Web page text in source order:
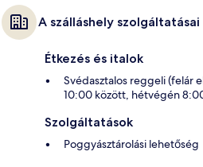
A szálláshely szolgáltatásai
Étkezés és italok
Svédasztalos reggeli (felár
10:00 között, hétvégén
Szolgáltatások
Poggyásztárolási lehetőség